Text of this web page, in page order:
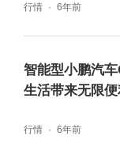
小鹏汽车以专
园，为孩子
品专员围绕车
行情 6年前
智能型小鹏汽
生活带来无限便
行情 6年前